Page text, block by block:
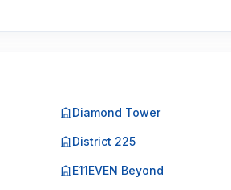
Diamond Tower
District 225
E11EVEN Beyond